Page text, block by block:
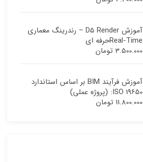
آموزش D5 Render – رندرینگ معماری
Real-Timeحرفه ای
3.500.000 تومان
آموزش فرآیند BIM بر اساس استاندارد
ISO 19650: (پروژه عملی)
11.800.000 تومان